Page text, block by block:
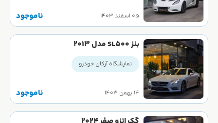
۰۵ اسفند ۱۴۰۳ ناموجود
بنز SL500 مدل ۲۰۱۳
نمایشگاه آرکان خودرو
۱۴ بهمن ۱۴۰۳ ناموجود